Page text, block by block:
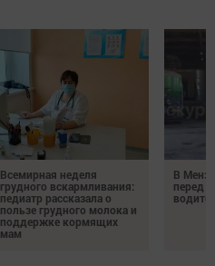
Всемирная неделя
грудного вскармливания:
педиатр рассказала о
пользе грудного молока и
поддержке кормящих
мам
В
перед